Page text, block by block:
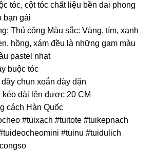
tóc, cột tóc chất liệu bền dai phong
bạn gái
Thủ công Màu sắc: Vàng, tím, xanh
hồng, xám đều là những gam màu
pastel nhạt
buộc tóc
chun xoắn dày dặn
dài lên được 20 CM
cách Hàn Quốc
#tuixach #tuitote #tuikepnach
#tuinu #tuidulich